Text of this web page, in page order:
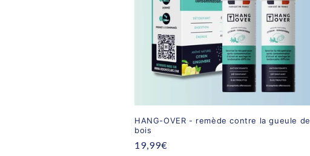
HANG-OVER - remède contre la gueule de
bois
Prix
19,99€